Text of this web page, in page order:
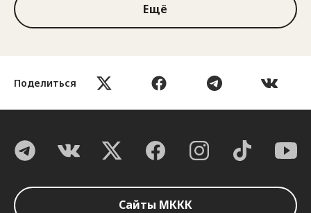
Поделиться
Ещё
Сайты МККК